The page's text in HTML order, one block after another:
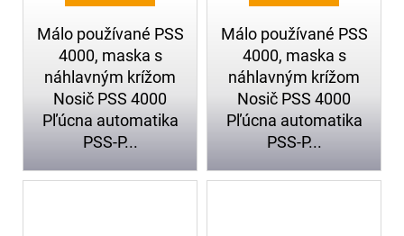
Málo používané PSS
4000, maska s
náhlavným krížom
Nosič PSS 4000
Pľúcna automatika
PSS-P...
Málo používané PSS
4000, maska s
náhlavným krížom
Nosič PSS 4000
Pľúcna automatika
PSS-P...